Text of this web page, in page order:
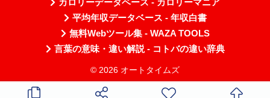
カロリーデータベース - カロリーマニア
平均年収データベース - 年収白書
無料Webツール集 - WAZA TOOLS
言葉の意味・違い解説 - コトバの違い辞典
© 2026 オートタイムズ